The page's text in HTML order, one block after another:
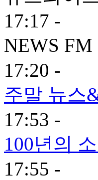
17:17 -
NEWS
17:20 -
주말 뉴스
17:53 -
100년의
17:55 -